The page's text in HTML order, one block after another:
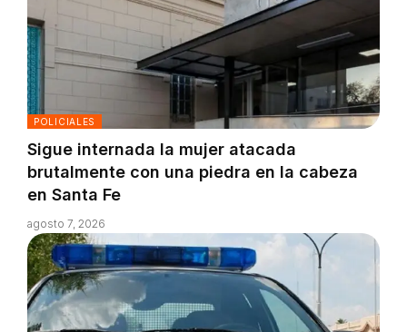
POLICIALES
Sigue internada la mujer atacada
brutalmente con una piedra en la cabeza
en Santa Fe
agosto 7, 2026